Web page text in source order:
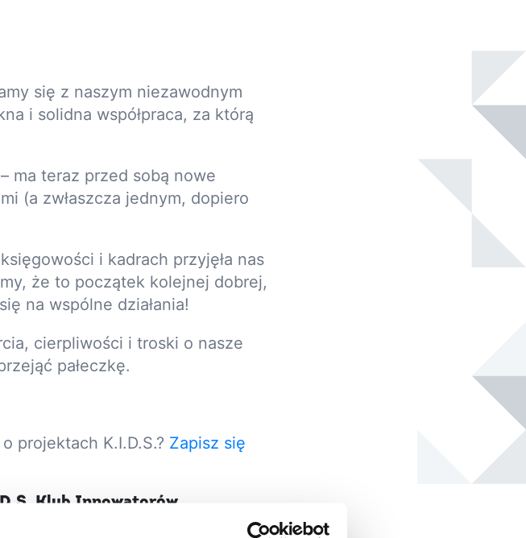
się z naszym niezawodnym
i solidna współpraca, za którą
ma teraz przed sobą nowe
(a zwłaszcza jednym, dopiero
i kadrach przyjęła nas
że to początek kolejnej dobrej,
na wspólne działania!
cierpliwości i troski o nasze
pałeczkę.
projektach K.I.D.S.? Zapisz się
Klub Innowatorów